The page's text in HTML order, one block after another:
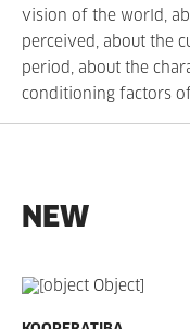
vision of the world,
perceived, about the
period, about the
conditioning factors
NEW